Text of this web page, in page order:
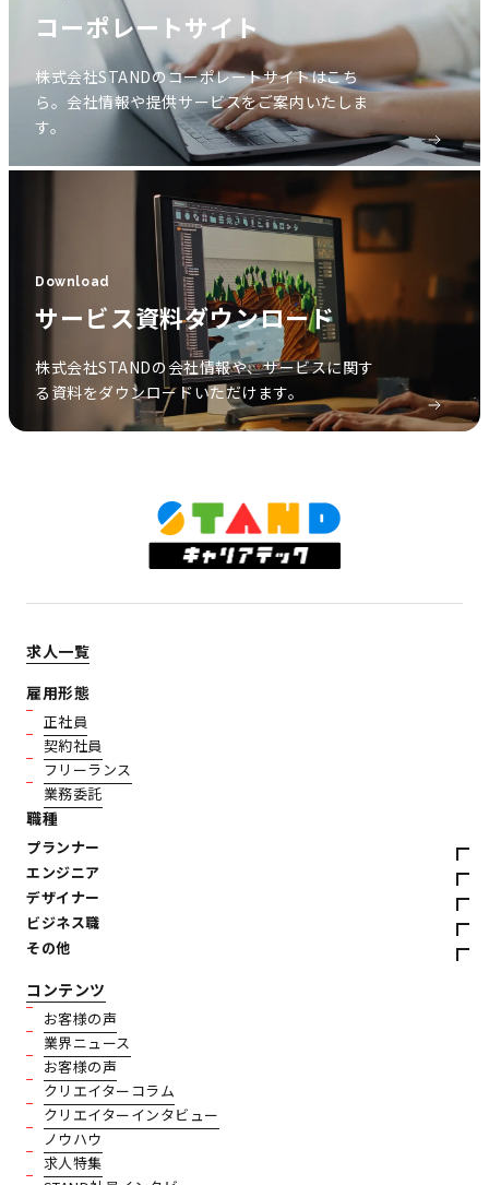
コーポレートサイト
株式会社STANDのコーポレートサイトはこち
ら。会社情報や提供サービスをご案内いたしま
す。
Download
サービス資料ダウンロード
株式会社STANDの会社情報や、サービスに関す
る資料をダウンロードいただけます。
求人一覧
雇用形態
正社員
契約社員
フリーランス
業務委託
職種
プランナー
エンジニア
デザイナー
ビジネス職
その他
コンテンツ
お客様の声
業界ニュース
お客様の声
クリエイターコラム
クリエイターインタビュー
ノウハウ
求人特集